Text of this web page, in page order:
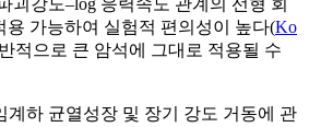
가능하여 실험적 편의성이 높다(Ko
적으로 큰 암석에 그대로 적용될 수
계하 균열성장 및 장기 강도 거동에 관